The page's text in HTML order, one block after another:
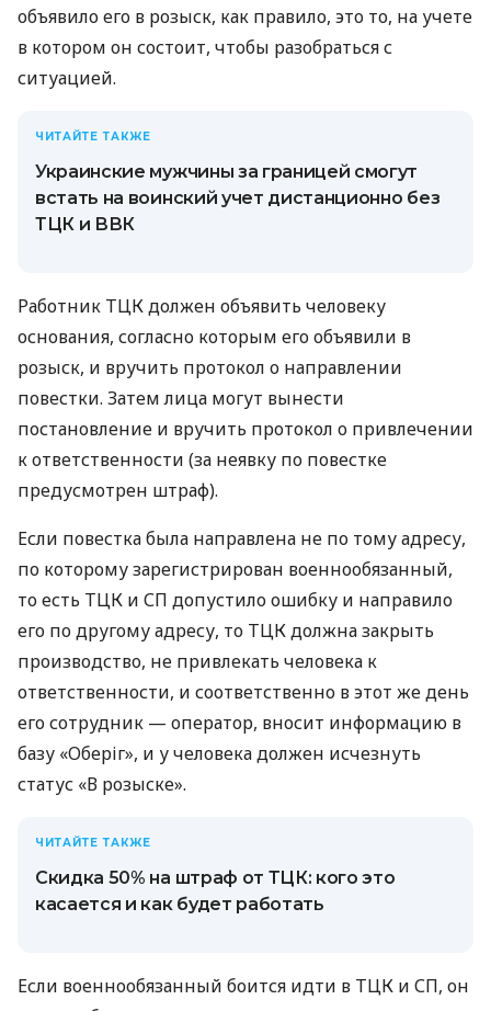
объявило его в розыск, как правило, это то, на учете
в котором он состоит, чтобы разобраться с
ситуацией.
ЧИТАЙТЕ ТАКЖЕ
Украинские мужчины за границей смогут
встать на воинский учет дистанционно без
ТЦК и ВВК
Работник ТЦК должен объявить человеку
основания, согласно которым его объявили в
розыск, и вручить протокол о направлении
повестки. Затем лица могут вынести
постановление и вручить протокол о привлечении
к ответственности (за неявку по повестке
предусмотрен штраф).
Если повестка была направлена ​​не по тому адресу,
по которому зарегистрирован военнообязанный,
то есть ТЦК и СП допустило ошибку и направило
его по другому адресу, то ТЦК должна закрыть
производство, не привлекать человека к
ответственности, и соответственно в этот же день
его сотрудник — оператор, вносит информацию в
базу «Оберіг», и у человека должен исчезнуть
статус «В розыске».
ЧИТАЙТЕ ТАКЖЕ
Скидка 50% на штраф от ТЦК: кого это
касается и как будет работать
Если военнообязанный боится идти в ТЦК и СП, он